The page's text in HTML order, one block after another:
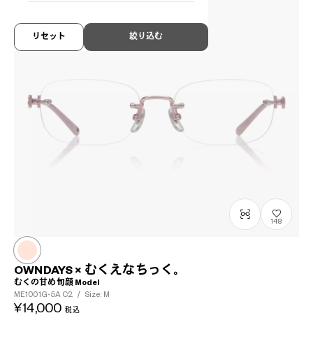
絞り込む
リセット
148
OWNDAYS × むくえなちっく。
むくの甘め旬顔 Model
ME1001G-5A C2 / Size: M
¥14,000 税込